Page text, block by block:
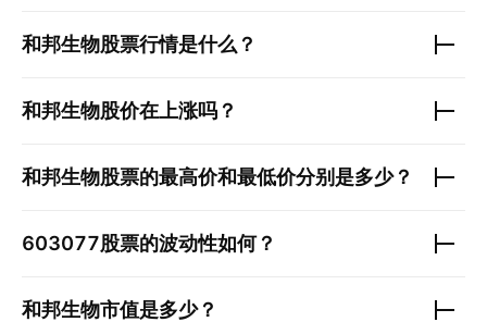
和邦生物股票行情是什么？
和邦生物股价在上涨吗？
和邦生物股票的最高价和最低价分别是多少？
603077股票的波动性如何？
和邦生物市值是多少？